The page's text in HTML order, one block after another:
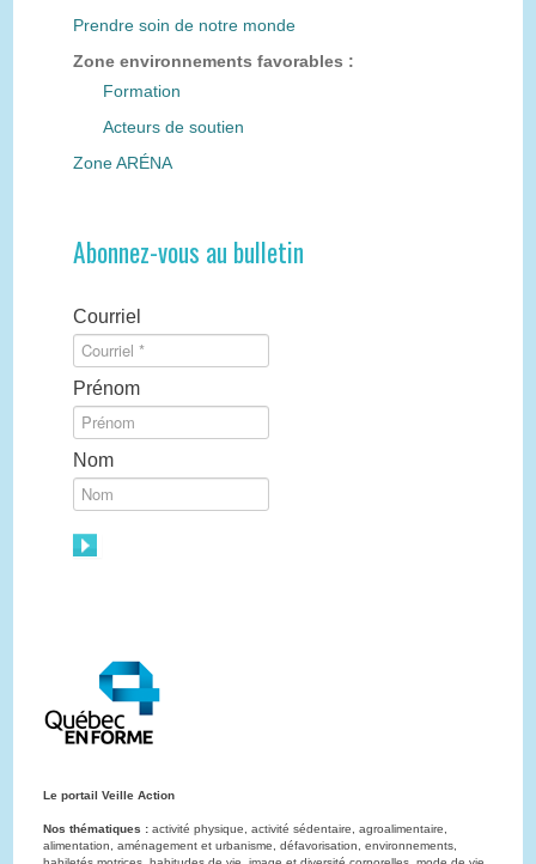
Prendre soin de notre monde
Zone environnements favorables :
Formation
Acteurs de soutien
Zone ARÉNA
Abonnez-vous au bulletin
Courriel
Prénom
Nom
Le portail Veille Action
Nos thématiques : activité physique, activité sédentaire, agroalimentaire,
alimentation, aménagement et urbanisme, défavorisation, environnements,